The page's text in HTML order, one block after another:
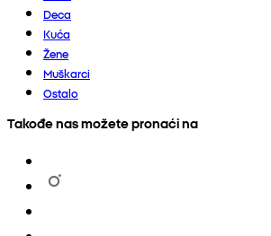
Deca
Kuća
Žene
Muškarci
Ostalo
Takođe nas možete pronaći na